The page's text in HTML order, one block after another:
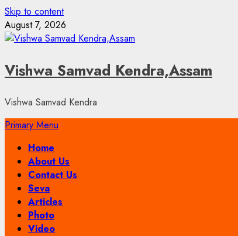
Skip to content
August 7, 2026
Vishwa Samvad Kendra,Assam
Vishwa Samvad Kendra
Primary Menu
Home
About Us
Contact Us
Seva
Articles
Photo
Video